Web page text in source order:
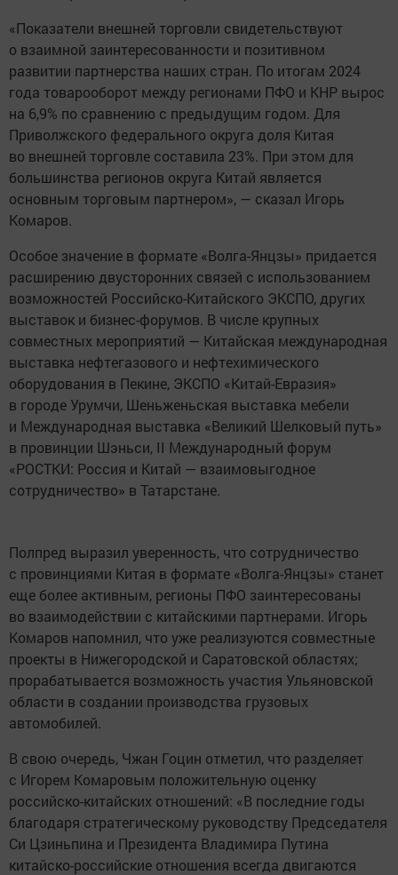
«Показатели внешней торговли свидетельствуют
о взаимной заинтересованности и позитивном
развитии партнерства наших стран. По итогам 2024
года товарооборот между регионами ПФО и КНР вырос
на 6,9% по сравнению с предыдущим годом. Для
Приволжского федерального округа доля Китая
во внешней торговле составила 23%. При этом для
большинства регионов округа Китай является
основным торговым партнером», — сказал Игорь
Комаров.
Особое значение в формате «Волга-Янцзы» придается
расширению двусторонних связей с использованием
возможностей Российско-Китайского ЭКСПО, других
выставок и бизнес-форумов. В числе крупных
совместных мероприятий — Китайская международная
выставка нефтегазового и нефтехимического
оборудования в Пекине, ЭКСПО «Китай-Евразия»
в городе Урумчи, Шеньженьская выставка мебели
и Международная выставка «Великий Шелковый путь»
в провинции Шэньси, II Международный форум
«РОСТКИ: Россия и Китай — взаимовыгодное
сотрудничество» в Татарстане.
Полпред выразил уверенность, что сотрудничество
с провинциями Китая в формате «Волга-Янцзы» станет
еще более активным, регионы ПФО заинтересованы
во взаимодействии с китайскими партнерами. Игорь
Комаров напомнил, что уже реализуются совместные
проекты в Нижегородской и Саратовской областях;
прорабатывается возможность участия Ульяновской
области в создании производства грузовых
автомобилей.
В свою очередь, Чжан Гоцин отметил, что разделяет
с Игорем Комаровым положительную оценку
российско-китайских отношений: «В последние годы
благодаря стратегическому руководству Председателя
Си Цзиньпина и Президента Владимира Путина
китайско-российские отношения всегда двигаются